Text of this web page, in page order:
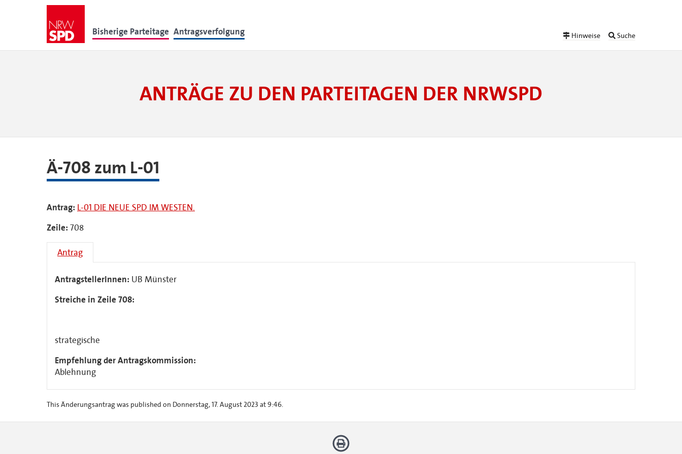
Bisherige Parteitage Antragsverfolgung Hinweise Suche
ANTRÄGE ZU DEN PARTEITAGEN DER NRWSPD
Ä-708 zum L-01
Antrag: L-01 DIE NEUE SPD IM WESTEN.
Zeile: 708
Antrag
AntragstellerInnen: UB Münster
Streiche in Zeile 708:
strategische
Empfehlung der Antragskommission:
Ablehnung
This Änderungsantrag was published on Donnerstag, 17. August 2023 at 9:46.